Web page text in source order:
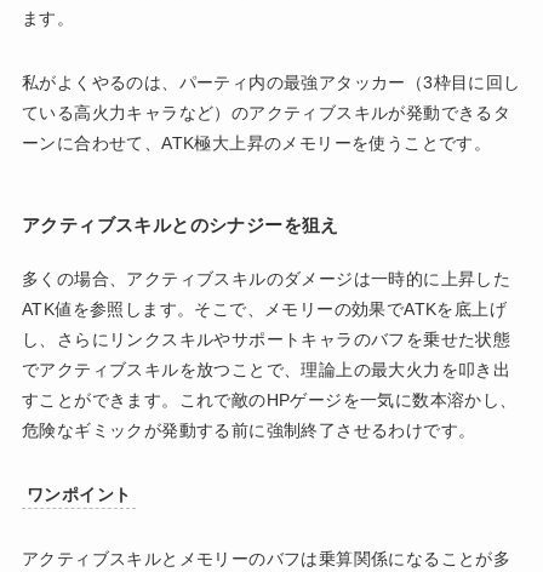
ます。
私がよくやるのは、パーティ内の最強アタッカー（3枠目に回し
ている高火力キャラなど）のアクティブスキルが発動できるタ
ーンに合わせて、ATK極大上昇のメモリーを使うことです。
アクティブスキルとのシナジーを狙え
多くの場合、アクティブスキルのダメージは一時的に上昇した
ATK値を参照します。そこで、メモリーの効果でATKを底上げ
し、さらにリンクスキルやサポートキャラのバフを乗せた状態
でアクティブスキルを放つことで、理論上の最大火力を叩き出
すことができます。これで敵のHPゲージを一気に数本溶かし、
危険なギミックが発動する前に強制終了させるわけです。
ワンポイント
アクティブスキルとメモリーのバフは乗算関係になることが多